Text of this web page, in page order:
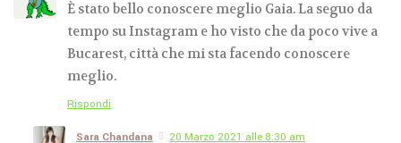
È stato bello conoscere meglio Gaia. La seguo da
tempo su Instagram e ho visto che da poco vive a
Bucarest, città che mi sta facendo conoscere
meglio.
Rispondi
Sara Chandana 20 Marzo 2021 alle 8:30 am